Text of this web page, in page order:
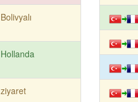
Bolivyalı
Hollanda
ziyaret